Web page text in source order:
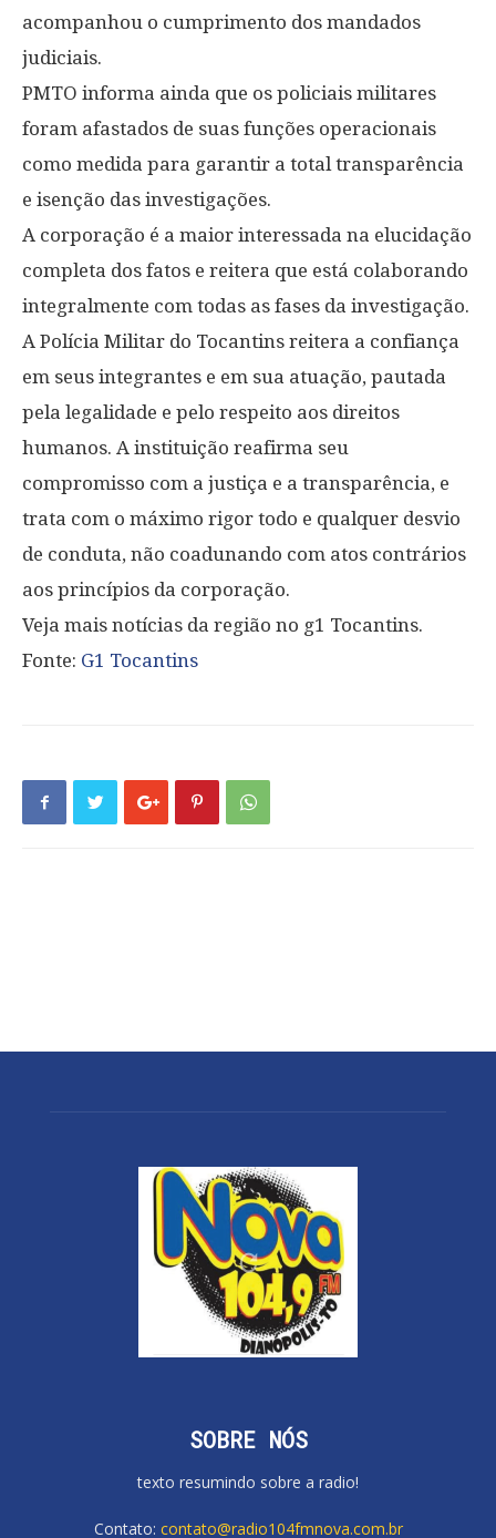
acompanhou o cumprimento dos mandados
judiciais.
PMTO informa ainda que os policiais militares
foram afastados de suas funções operacionais
como medida para garantir a total transparência
e isenção das investigações.
A corporação é a maior interessada na elucidação
completa dos fatos e reitera que está colaborando
integralmente com todas as fases da investigação.
A Polícia Militar do Tocantins reitera a confiança
em seus integrantes e em sua atuação, pautada
pela legalidade e pelo respeito aos direitos
humanos. A instituição reafirma seu
compromisso com a justiça e a transparência, e
trata com o máximo rigor todo e qualquer desvio
de conduta, não coadunando com atos contrários
aos princípios da corporação.
Veja mais notícias da região no g1 Tocantins.
Fonte: G1 Tocantins
SOBRE NÓS
texto resumindo sobre a radio!
Contato: contato@radio104fmnova.com.br